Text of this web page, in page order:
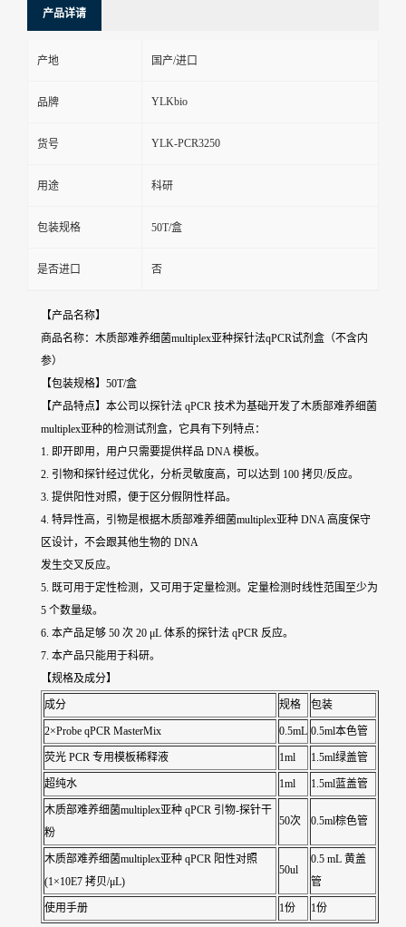
产品详请
产地 国产/进口
品牌 YLKbio
货号 YLK-PCR3250
用途 科研
包装规格 50T/盒
是否进口 否
【产品名称】
商品名称：木质部难养细菌multiplex亚种探针法qPCR试剂盒（不含内
参）
【包装规格】50T/盒
【产品特点】本公司以探针法 qPCR 技术为基础开发了木质部难养细菌
multiplex亚种的检测试剂盒，它具有下列特点：
1. 即开即用，用户只需要提供样品 DNA 模板。
2. 引物和探针经过优化，分析灵敏度高，可以达到 100 拷贝/反应。
3. 提供阳性对照，便于区分假阴性样品。
4. 特异性高，引物是根据木质部难养细菌multiplex亚种 DNA 高度保守
区设计，不会跟其他生物的 DNA
发生交叉反应。
5. 既可用于定性检测，又可用于定量检测。定量检测时线性范围至少为
5 个数量级。
6. 本产品足够 50 次 20 μL 体系的探针法 qPCR 反应。
7. 本产品只能用于科研。
【规格及成分】
成分 规格 包装
2×Probe qPCR MasterMix 0.5mL 0.5ml本色管
荧光 PCR 专用模板稀释液 1ml 1.5ml绿盖管
超纯水 1ml 1.5ml蓝盖管
木质部难养细菌multiplex亚种 qPCR 引物-探针干
粉
50次 0.5ml棕色管
木质部难养细菌multiplex亚种 qPCR 阳性对照
(1×10E7 拷贝/μL)
50ul
0.5 mL 黄盖
管
使用手册 1份 1份